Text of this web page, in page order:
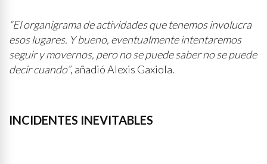
“El organigrama de actividades que tenemos involucra
esos lugares. Y bueno, eventualmente intentaremos
seguir y movernos, pero no se puede saber no se puede
decir cuando”, añadió Alexis Gaxiola.
INCIDENTES INEVITABLES